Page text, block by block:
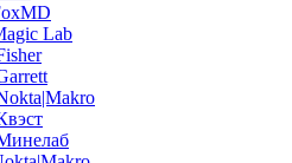
Lab